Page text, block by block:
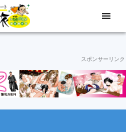
スポンサーリンク